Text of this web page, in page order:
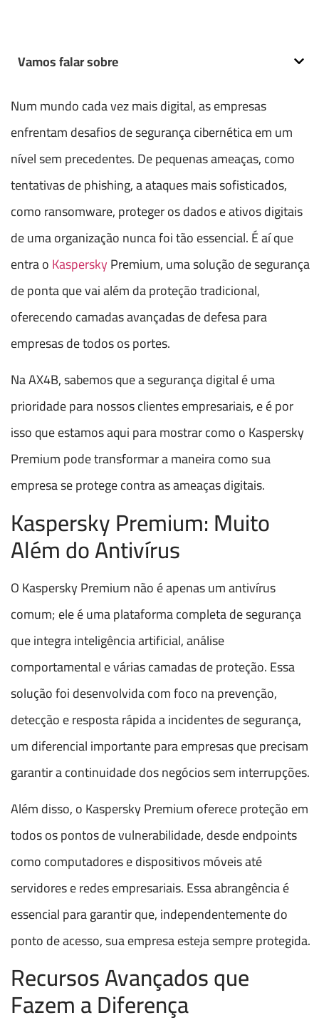
Vamos falar sobre
Num mundo cada vez mais digital, as empresas
enfrentam desafios de segurança cibernética em um
nível sem precedentes. De pequenas ameaças, como
tentativas de phishing, a ataques mais sofisticados,
como ransomware, proteger os dados e ativos digitais
de uma organização nunca foi tão essencial. É aí que
entra oKasperskyPremium, uma solução de segurança
de ponta que vai além da proteção tradicional,
oferecendo camadas avançadas de defesa para
empresas de todos os portes.
Na AX4B, sabemos que a segurança digital é uma
prioridade para nossos clientes empresariais, e é por
isso que estamos aqui para mostrar como o Kaspersky
Premium pode transformar a maneira como sua
empresa se protege contra as ameaças digitais.
Kaspersky Premium: Muito
Além do Antivírus
O Kaspersky Premium não é apenas um antivírus
comum; ele é uma plataforma completa de segurança
que integra inteligência artificial, análise
comportamental e várias camadas de proteção. Essa
solução foi desenvolvida com foco na prevenção,
detecção e resposta rápida a incidentes de segurança,
um diferencial importante para empresas que precisam
garantir a continuidade dos negócios sem interrupções.
Além disso, o Kaspersky Premium oferece proteção em
todos os pontos de vulnerabilidade, desde endpoints
como computadores e dispositivos móveis até
servidores e redes empresariais. Essa abrangência é
essencial para garantir que, independentemente do
ponto de acesso, sua empresa esteja sempre protegida.
Recursos Avançados que
Fazem a Diferença